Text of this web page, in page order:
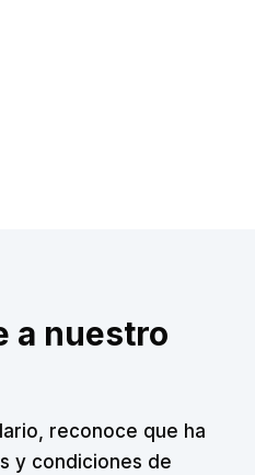
a nuestro
reconoce que ha
y condiciones de